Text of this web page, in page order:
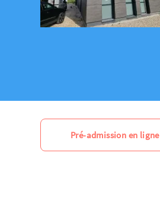
Pré-admission en ligne